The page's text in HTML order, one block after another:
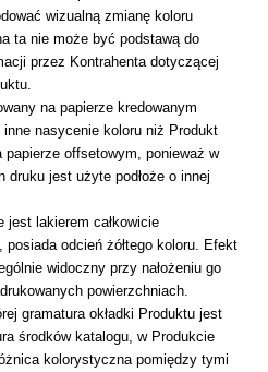
wizualną zmianę koloru
ta nie może być podstawą do
przez Kontrahenta dotyczącej
na papierze kredowanym
inne nasycenie koloru niż Produkt
papierze offsetowym, ponieważ w
druku jest użyte podłoże o innej
jest lakierem całkowicie
odcień żółtego koloru. Efekt
widoczny przy nałożeniu go
powierzchniach.
gramatura okładki Produktu jest
środków katalogu, w Produkcie
kolorystyczna pomiędzy tymi